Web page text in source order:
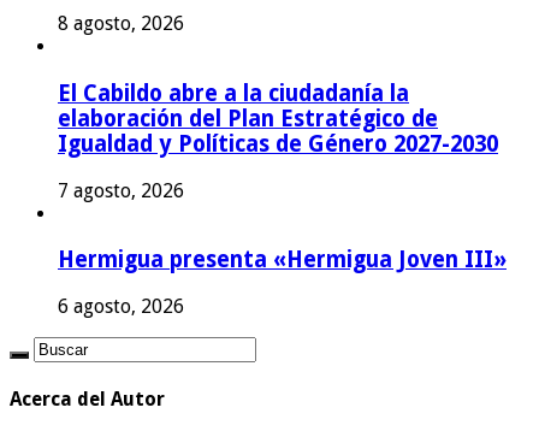
8 agosto, 2026
El Cabildo abre a la ciudadanía la
elaboración del Plan Estratégico de
Igualdad y Políticas de Género 2027-2030
7 agosto, 2026
Hermigua presenta «Hermigua Joven III»
6 agosto, 2026
Acerca del Autor